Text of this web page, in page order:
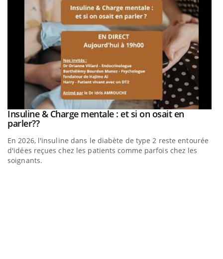
Youtube
Insuline & Charge mentale : et si on osait en
parler??Youtube
En 2026, l'insuline dans le diabète de type 2 reste entourée
d'idées reçues chez les patients comme parfois chez les
soignants.